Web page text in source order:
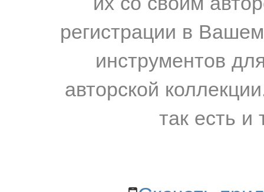
регистрации в
инструментов
авторской
так есть и